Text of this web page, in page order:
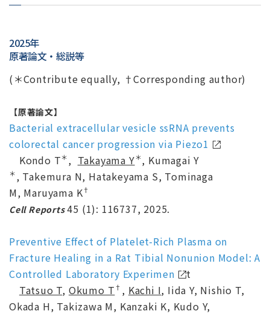
2025年
原著論文・総説等
(＊Contribute equally, †Corresponding author)
【原著論文】
Bacterial extracellular vesicle ssRNA prevents
colorectal cancer progression via Piezo1
Kondo T＊, Takayama Y＊, Kumagai Y
＊, Takemura N, Hatakeyama S, Tominaga
M, Maruyama K†
Cell Reports45 (1): 116737, 2025.
Preventive Effect of Platelet-Rich Plasma on
Fracture Healing in a Rat Tibial Nonunion Model: A
Controlled Laboratory Experimen
t
Tatsuo T, Okumo T † , Kachi I, Iida Y, Nishio T,
Okada H, Takizawa M, Kanzaki K, Kudo Y,